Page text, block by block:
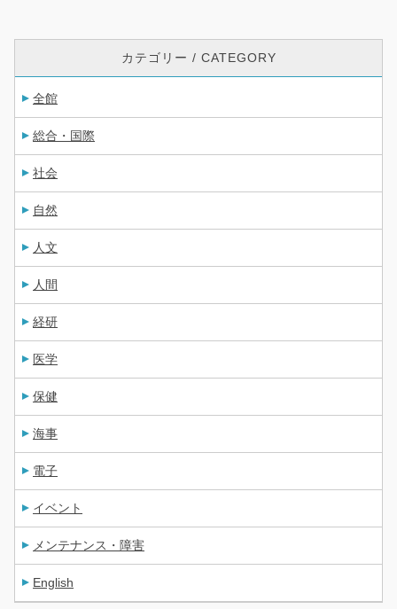
カテゴリー / CATEGORY
全館
総合・国際
社会
自然
人文
人間
経研
医学
保健
海事
電子
イベント
メンテナンス・障害
English